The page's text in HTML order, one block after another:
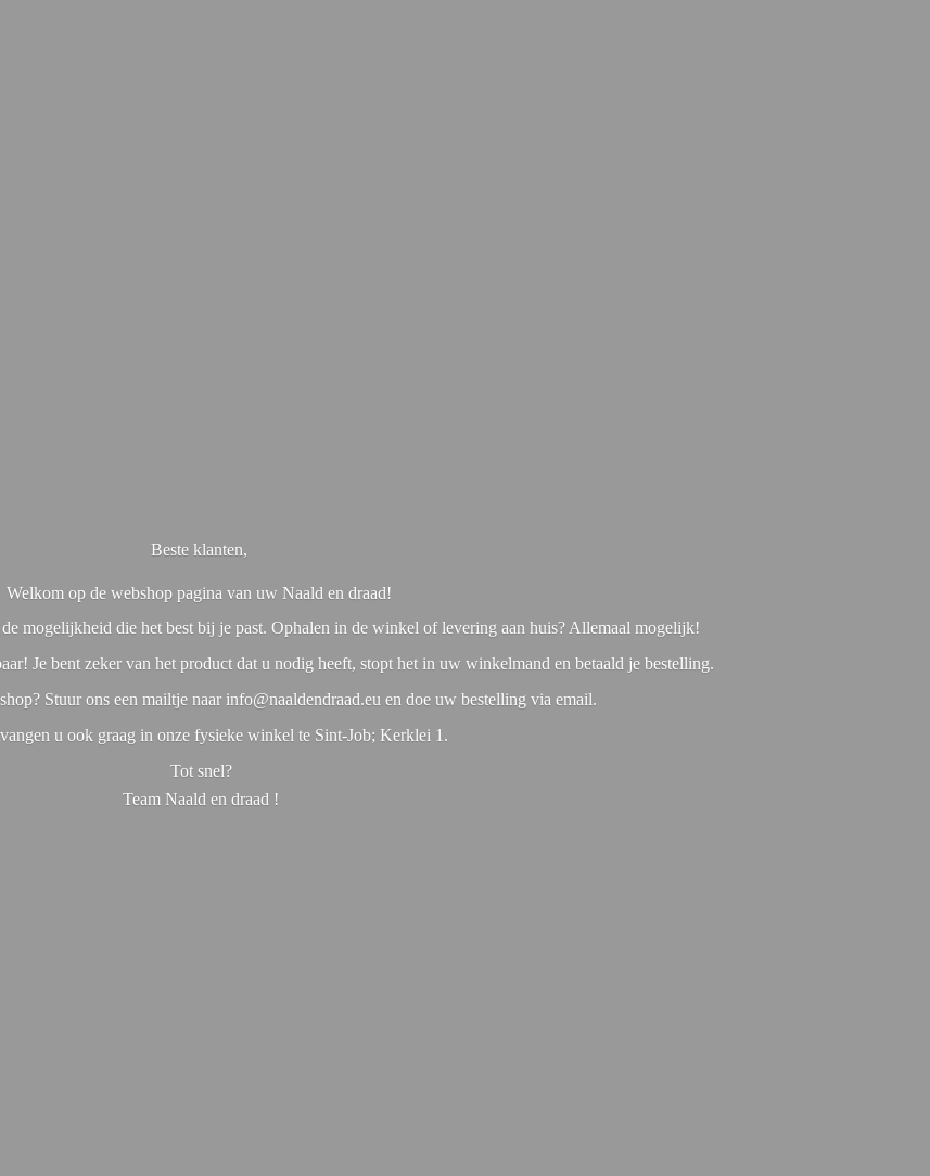
Beste klanten,
Welkom op de webshop pagina van uw Naald en draad!
mogelijkheid die het best bij je past. Ophalen in de winkel of levering aan huis? Allemaal mogelijk!
Je bent zeker van het product dat u nodig heeft, stopt het in uw winkelmand en betaald je bestelling.
Stuur ons een mailtje naar info@naaldendraad.eu en doe uw bestelling via email.
u ook graag in onze fysieke winkel te Sint-Job; Kerklei 1.
Tot snel?
Team Naald en draad !